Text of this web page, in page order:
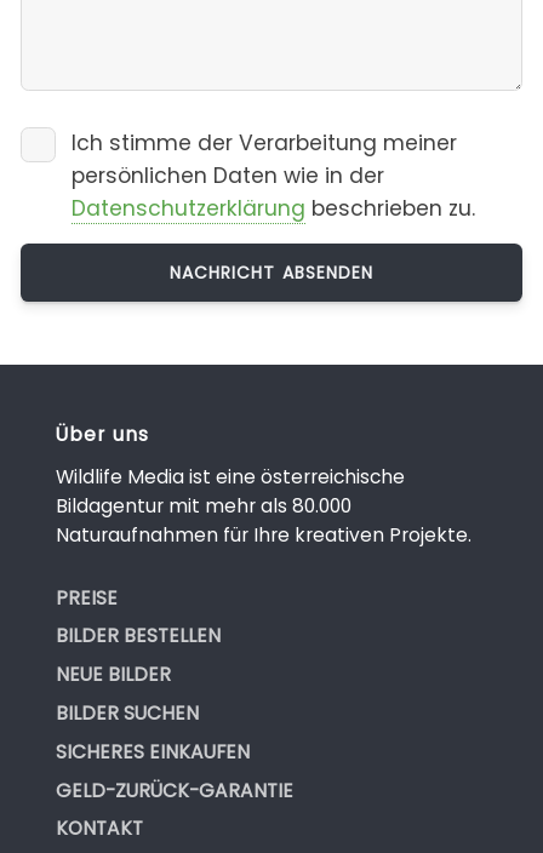
Ich stimme der Verarbeitung meiner
persönlichen Daten wie in der
Datenschutzerklärung beschrieben zu.
Über uns
Wildlife Media ist eine österreichische
Bildagentur mit mehr als 80.000
Naturaufnahmen für Ihre kreativen Projekte.
PREISE
BILDER BESTELLEN
NEUE BILDER
BILDER SUCHEN
SICHERES EINKAUFEN
GELD-ZURÜCK-GARANTIE
KONTAKT